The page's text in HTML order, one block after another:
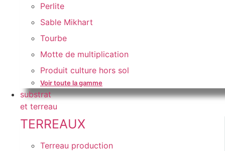
Perlite
Sable Mikhart
Tourbe
Motte de multiplication
Produit culture hors sol
Voir toute la gamme
substrat
et terreau
TERREAUX
Terreau production